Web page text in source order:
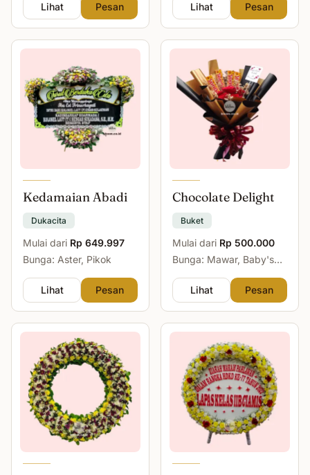
Lihat Pesan Lihat Pesan
Kedamaian Abadi
Dukacita
Mulai dari Rp 649.997
Bunga: Aster, Pikok
Lihat Pesan
Chocolate Delight
Buket
Mulai dari Rp 500.000
Bunga: Mawar, Baby's
Lihat
Pesan